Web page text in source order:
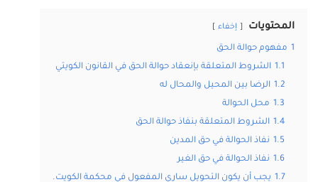
المحتويات إخفاء
1 مفهوم حوالة الحق
1.1 الشروط المتعلقة بإنعقاد حوالة الحق في القانون الكويتي
1.2 الرضا بين المحيل والمحال له
1.3 محل الحوالة
1.4 الشروط المتعلقة بنفاذ حوالة الحق
1.5 نفاذ الحوالة في حق المدين
1.6 نفاذ الحوالة في حق الغير
1.7 يجب أن يكون التحويل ساري المفعول في محكمة الكويت.